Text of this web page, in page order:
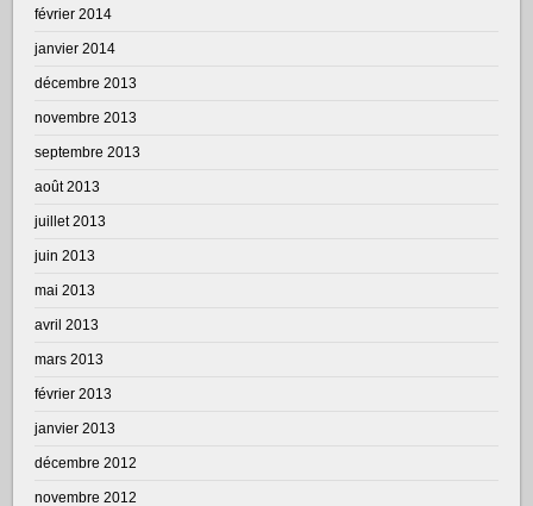
février 2014
janvier 2014
décembre 2013
novembre 2013
septembre 2013
août 2013
juillet 2013
juin 2013
mai 2013
avril 2013
mars 2013
février 2013
janvier 2013
décembre 2012
novembre 2012